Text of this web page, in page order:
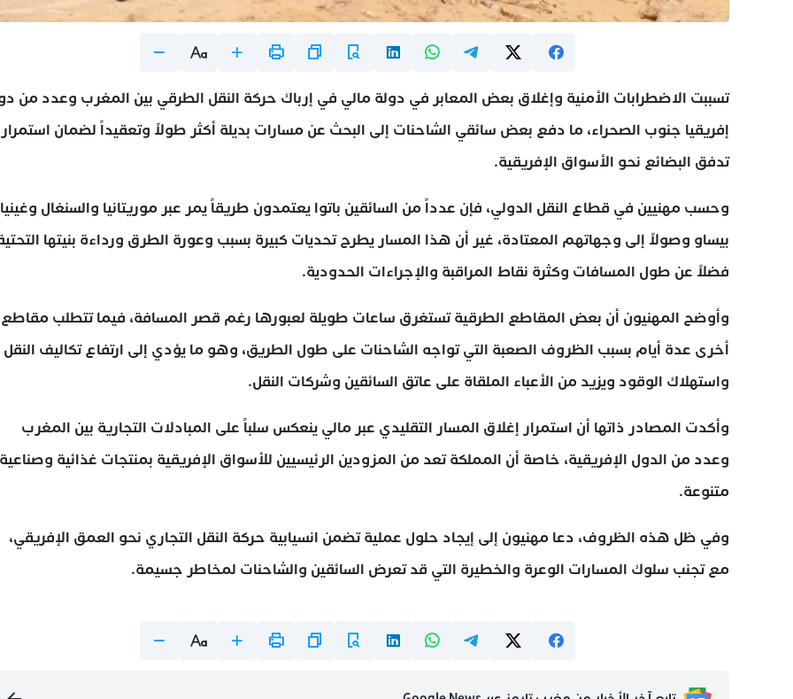
تسببت الاضطرابات الأمنية وإغلاق بعض المعابر في دولة مالي في إرباك حركة النقل الطرقي بين المغرب وعدد من
إفريقيا جنوب الصحراء، ما دفع بعض سائقي الشاحنات إلى البحث عن مسارات بديلة أكثر طولاً وتعقيداً لضمان استمرار
تدفق البضائع نحو الأسواق الإفريقية.
وحسب مهنيين في قطاع النقل الدولي، فإن عدداً من السائقين باتوا يعتمدون طريقاً يمر عبر موريتانيا والسنغال وغينيا
بيساو وصولاً إلى وجهاتهم المعتادة، غير أن هذا المسار يطرح تحديات كبيرة بسبب وعورة الطرق ورداءة بنيتها
فضلاً عن طول المسافات وكثرة نقاط المراقبة والإجراءات الحدودية.
وأوضح المهنيون أن بعض المقاطع الطرقية تستغرق ساعات طويلة لعبورها رغم قصر المسافة، فيما تتطلب مقاطع
أخرى عدة أيام بسبب الظروف الصعبة التي تواجه الشاحنات على طول الطريق، وهو ما يؤدي إلى ارتفاع تكاليف النقل
واستهلاك الوقود ويزيد من الأعباء الملقاة على عاتق السائقين وشركات النقل.
وأكدت المصادر ذاتها أن استمرار إغلاق المسار التقليدي عبر مالي ينعكس سلباً على المبادلات التجارية بين المغرب
وعدد من الدول الإفريقية، خاصة أن المملكة تعد من المزودين الرئيسيين للأسواق الإفريقية بمنتجات غذائية وصناعية
متنوعة.
وفي ظل هذه الظروف، دعا مهنيون إلى إيجاد حلول عملية تضمن انسيابية حركة النقل التجاري نحو العمق الإفريقي،
مع تجنب سلوك المسارات الوعرة والخطيرة التي قد تعرض السائقين والشاحنات لمخاطر جسيمة.